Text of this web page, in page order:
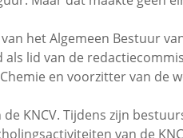
het Algemeen Bestuur
lid van de
en voorzitter van de
KNCV. Tijdens zijn
van de